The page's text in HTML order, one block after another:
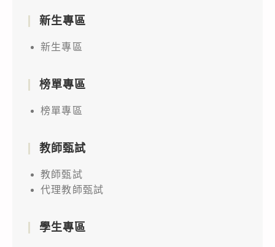
新生專區
新生專區
榜單專區
榜單專區
教師甄試
教師甄試
代理教師甄試
學生專區